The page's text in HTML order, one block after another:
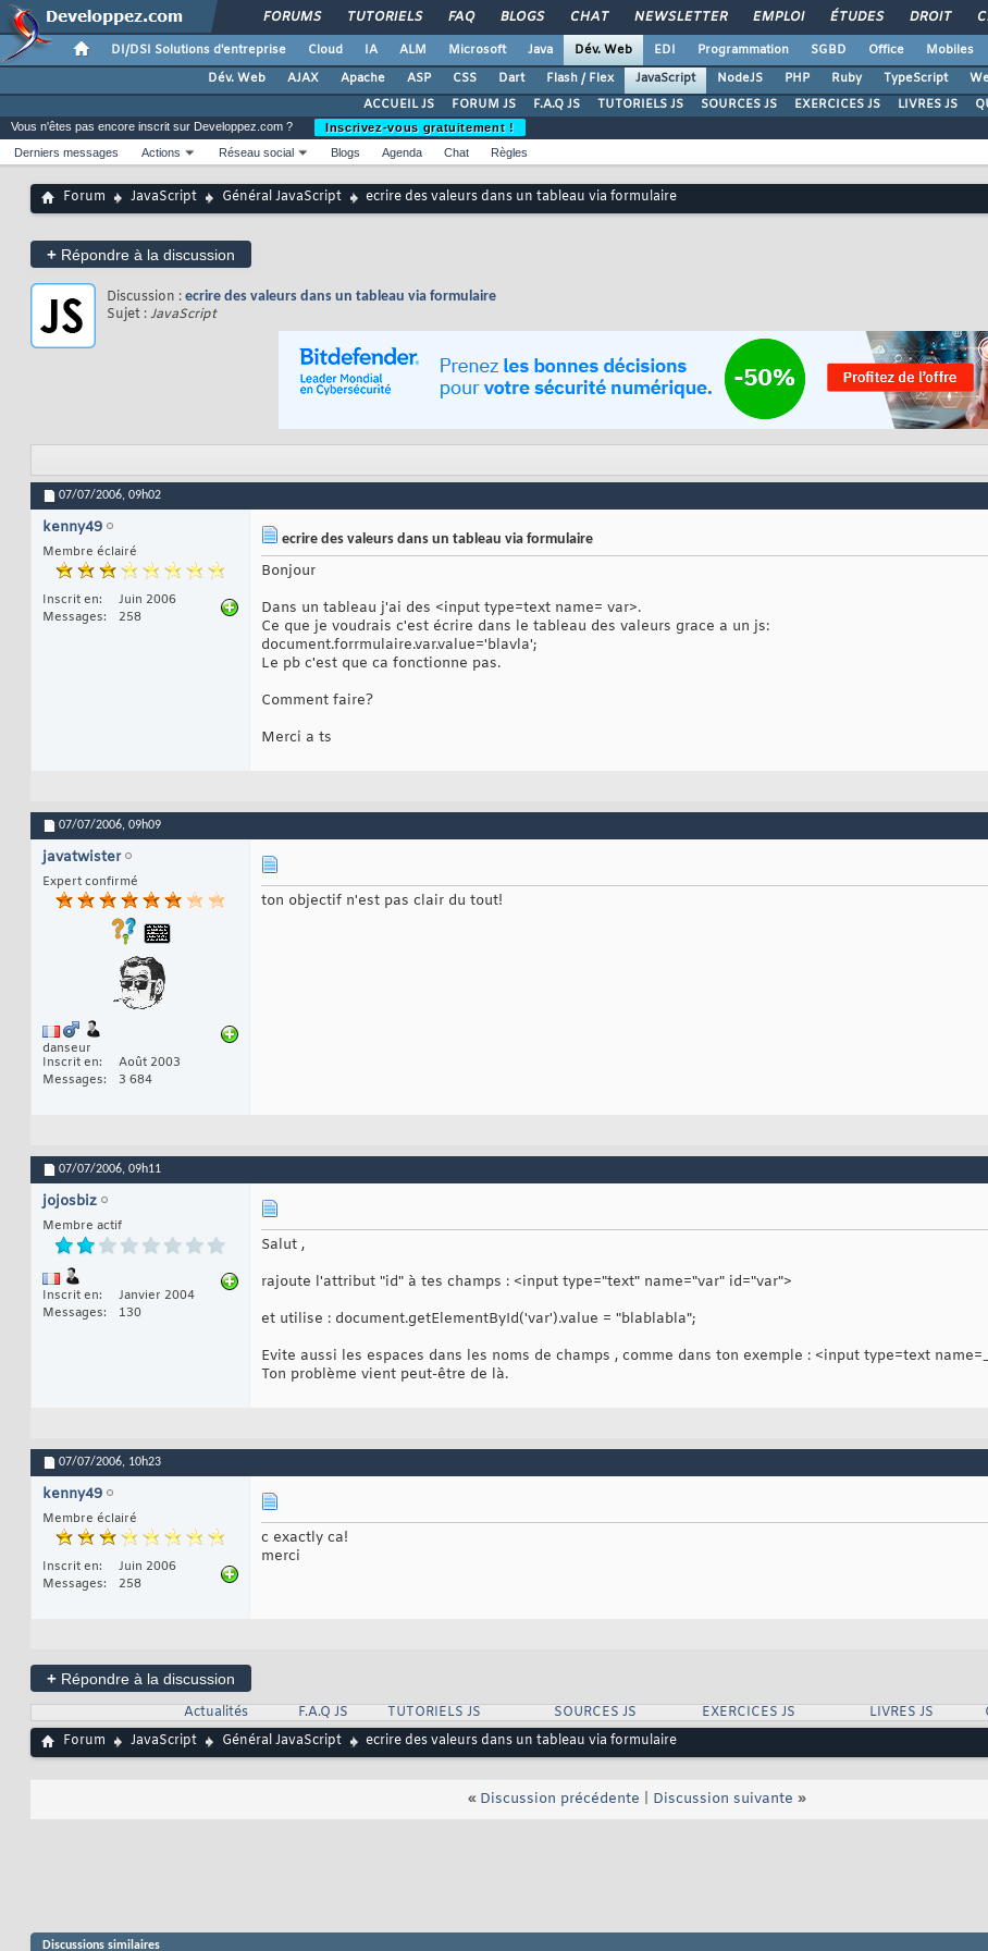
FORUMS TUTORIELS FAQ BLOGS CHAT NEWSLETTER EMPLOI ÉTUDES DROIT
DI/DSI Solutions d'entreprise Cloud IA ALM Microsoft Java Dév. Web EDI Programmation SGBD Office Mobiles
Dév. Web
AJAX Apache ASP CSS Dart Flash / Flex JavaScript NodeJS PHP Ruby TypeScript
ACCUEIL JS
FORUM JS F.A.Q JS TUTORIELS JS SOURCES JS EXERCICES JS LIVRES JS
Vous n'êtes pas encore inscrit sur Developpez.com ?
Inscrivez-vous gratuitement !
Derniers messages
Actions Réseau social Blogs Agenda Chat Règles
Forum JavaScript Général JavaScript ecrire des valeurs dans un tableau via formulaire
+ Répondre à la discussion
Discussion : ecrire des valeurs dans un tableau via formulaire
Sujet :JavaScript
07/07/2006, 09h02
kenny49
Membre éclairé
Inscrit en
Juin 2006
Messages
258
ecrire des valeurs dans un tableau via formulaire
Bonjour
Dans un tableau j'ai des <input type=text name= var>.
Ce que je voudrais c'est écrire dans le tableau des valeurs grace a un js:
document.forrmulaire.var.value='blavla';
Le pb c'est que ca fonctionne pas.
Comment faire?
Merci a ts
07/07/2006, 09h09
javatwister
Expert confirmé
danseur
Inscrit en
Août 2003
Messages
3 684
ton objectif n'est pas clair du tout!
07/07/2006, 09h11
jojosbiz
Membre actif
Inscrit en
Janvier 2004
Messages
130
Salut ,
rajoute l'attribut "id" à tes champs : <input type="text" name="var" id="var">
et utilise : document.getElementById('var').value = "blablabla";
Evite aussi les espaces dans les noms de champs , comme dans ton exemple : <input type=text
Ton problème vient peut-être de là.
07/07/2006, 10h23
kenny49
Membre éclairé
Inscrit en
Juin 2006
Messages
258
c exactly ca!
merci
+ Répondre à la discussion
Actualités
F.A.Q JS TUTORIELS JS SOURCES JS EXERCICES JS LIVRES JS
Forum
JavaScript Général JavaScript ecrire des valeurs dans un tableau via formulaire
« Discussion précédente Discussion suivante »
Discussions similaires